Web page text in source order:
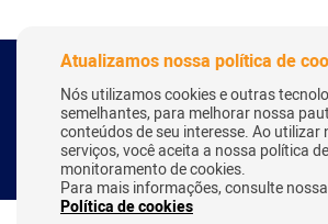
Copyright Webitcoin 2018 - Todos os
Desenvolvido por: Herick Correa
Atualizamos nossa política de
Nós utilizamos cookies e outras
semelhantes, para melhorar nossa
conteúdos de seu interesse. Ao utilizar
serviços, você aceita a nossa política de
monitoramento de cookies.
Para mais informações, consulte nossa
Política de cookies